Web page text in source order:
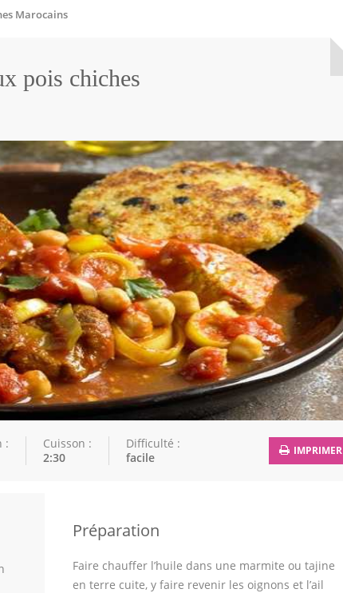
Marocains
pois chiches
:
Cuisson :
2:30
Difficulté :
facile
IMPRIMER
Préparation
Faire chauffer l’huile dans une marmite ou tajine
en terre cuite, y faire revenir les oignons et l’ail